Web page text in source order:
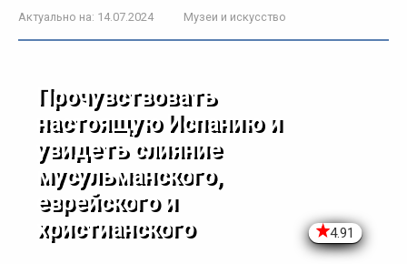
Актуально на: 14.07.2024 Музеи и искусство
Прочувствовать
настоящую Испанию и
увидеть слияние
мусульманского,
еврейского и
христианского
4.91